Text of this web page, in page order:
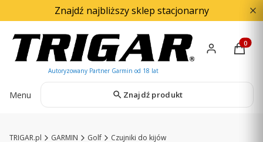
Znajdź najbliższy sklep stacjonarny
Menu Znajdź produkt
TRIGAR.pl GARMIN Golf Czujniki do kijów